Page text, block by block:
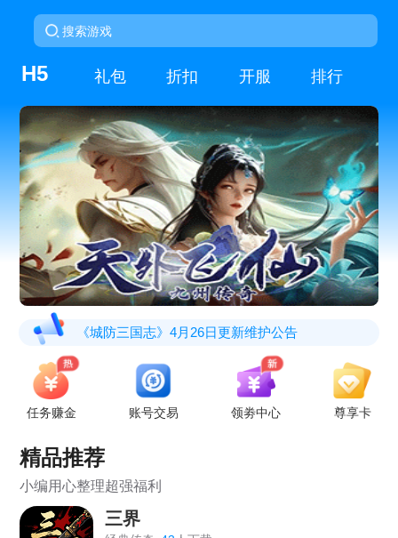
H5 礼包 折扣 开服 排行
《城防三国志》4月26日更新维护公告
《天外飞仙》3月30日16:00-16:15维护公告
《王者之心2》3月27日更新公告
《血饮龙纹》3月10日17:00维护通知
《王者之心2》1月30日更新公告
任务赚金 账号交易 领劵中心 尊享卡
精品推荐
小编用心整理超强福利
三界